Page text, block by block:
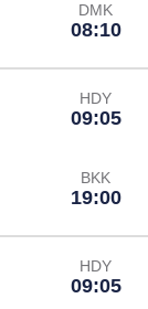
DMK
08:10
HDY
09:05
BKK
19:00
HDY
09:05